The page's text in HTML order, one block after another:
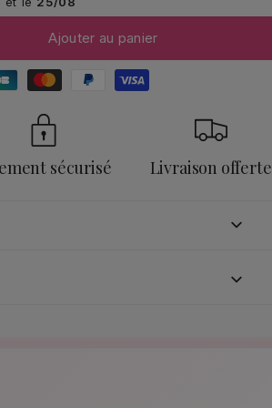
Ajouter au panier
Moyens
paiement
sécurisé Livraison offerte